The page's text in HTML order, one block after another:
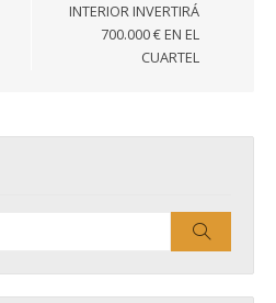
INTERIOR INVERTIRÁ
700.000 € EN EL
CUARTEL